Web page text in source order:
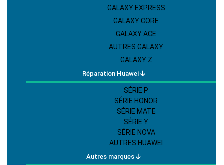
GALAXY EXPRESS
GALAXY CORE
GALAXY ACE
AUTRES GALAXY
GALAXY Z
Réparation Huawei
SÉRIE P
SÉRIE HONOR
SÉRIE MATE
SÉRIE Y
SÉRIE NOVA
AUTRES HUAWEI
Autres marques